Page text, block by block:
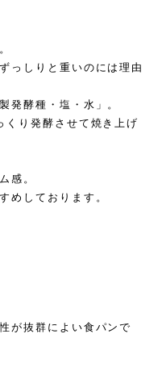
っしりと重いのには理由
発酵種・塩・水」。
くり発酵させて焼き上げ
感。
めしております。
が抜群によい食パンで